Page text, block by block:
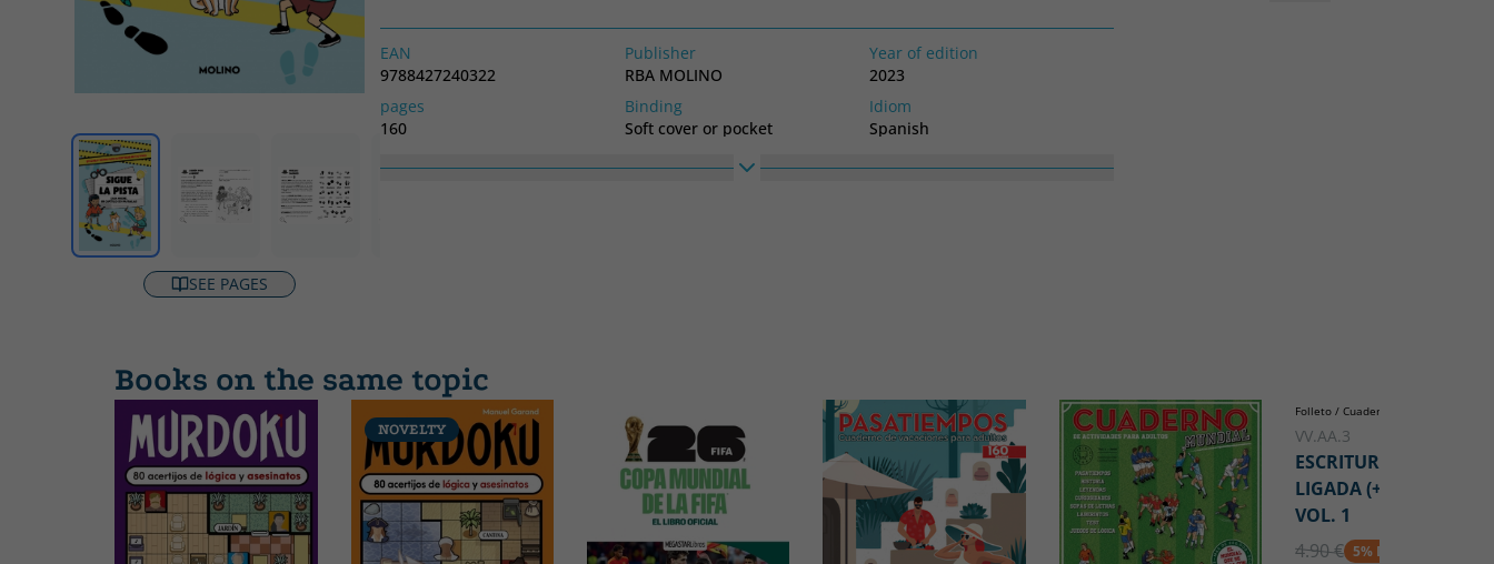
SEE PAGES
EAN
9788427240322
Publisher
RBA MOLINO
Year of edition
2023
pages
160
Binding
Soft cover or pocket
Idiom
Spanish
Books on the same topic
NOVELTY
Folleto / Cuadernillo grapado
VV.AA.3
ESCRITURA CON LETRA
LIGADA (+5 AÑOS)
VOL. 1
4.90 € 5% DTO